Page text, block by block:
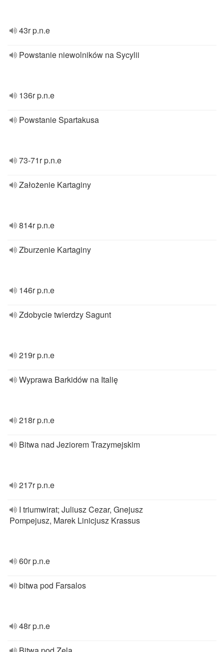
43r p.n.e
Powstanie niewolników na Sycylii
136r p.n.e
Powstanie Spartakusa
73-71r p.n.e
Założenie Kartaginy
814r p.n.e
Zburzenie Kartaginy
146r p.n.e
Zdobycie twierdzy Sagunt
219r p.n.e
Wyprawa Barkidów na Italię
218r p.n.e
Bitwa nad Jeziorem Trazymejskim
217r p.n.e
I triumwirat; Juliusz Cezar, Gnejusz
Pompejusz, Marek Linicjusz Krassus
60r p.n.e
bitwa pod Farsalos
48r p.n.e